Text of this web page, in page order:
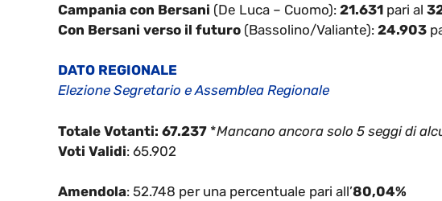
Campania con Bersani (De Luca – Cuomo): 21.631 pari al
Con Bersani verso il futuro (Bassolino/Valiante): 24.903
DATO REGIONALE
Elezione Segretario e Assemblea Regionale
Totale Votanti: 67.237 *Mancano ancora solo 5 seggi di
Voti Validi: 65.902
Amendola: 52.748 per una percentuale pari all’80,04%